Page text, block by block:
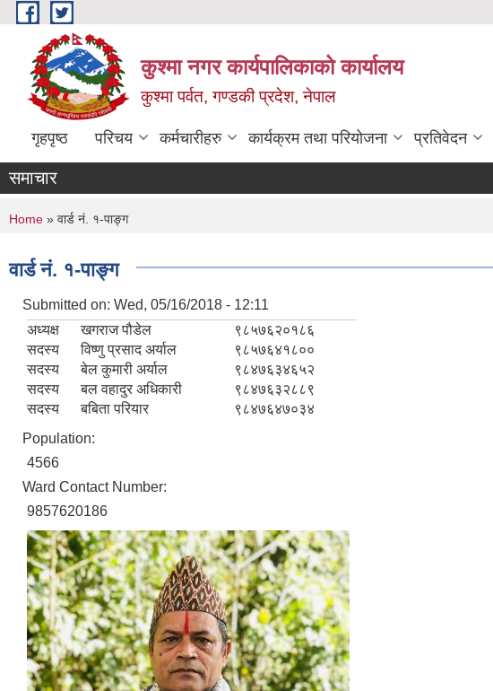
Skip to main content
कुश्मा नगर कार्यपालिकाको कार्यालय
कुश्मा पर्वत, गण्डकी प्रदेश, नेपाल
गृहपृष्ठ परिचय कर्मचारीहरु कार्यक्रम तथा परियोजना प्रतिवेदन
समाचार
You are here
Home » वार्ड नं. १-पाङ्ग
वार्ड नं. १-पाङ्ग
Submitted on: Wed, 05/16/2018 - 12:11
अध्यक्ष
खगराज पौडेल
९८५७६२०१८६
सदस्य
विष्णु प्रसाद अर्याल
९८५७६४१८००
सदस्य
बेल कुमारी अर्याल
९८४७६३४६५२
सदस्य
बल वहादुर अधिकारी
९८४७६३२८८९
सदस्य
बबिता परियार
९८४७६४७०३४
Population:
4566
Ward Contact Number:
9857620186